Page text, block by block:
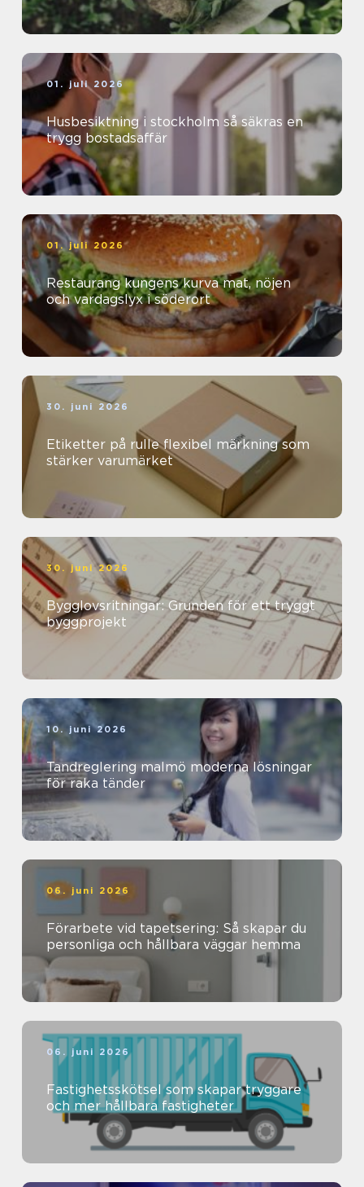
01. juli 2026
Husbesiktning i stockholm så säkras en
trygg bostadsaffär
01. juli 2026
Restaurang kungens kurva mat, nöjen
och vardagslyx i söderort
30. juni 2026
Etiketter på rulle flexibel märkning som
stärker varumärket
30. juni 2026
Bygglovsritningar: Grunden för ett tryggt
byggprojekt
10. juni 2026
Tandreglering malmö moderna lösningar
för raka tänder
06. juni 2026
Förarbete vid tapetsering: Så skapar du
personliga och hållbara väggar hemma
06. juni 2026
Fastighetsskötsel som skapar tryggare
och mer hållbara fastigheter